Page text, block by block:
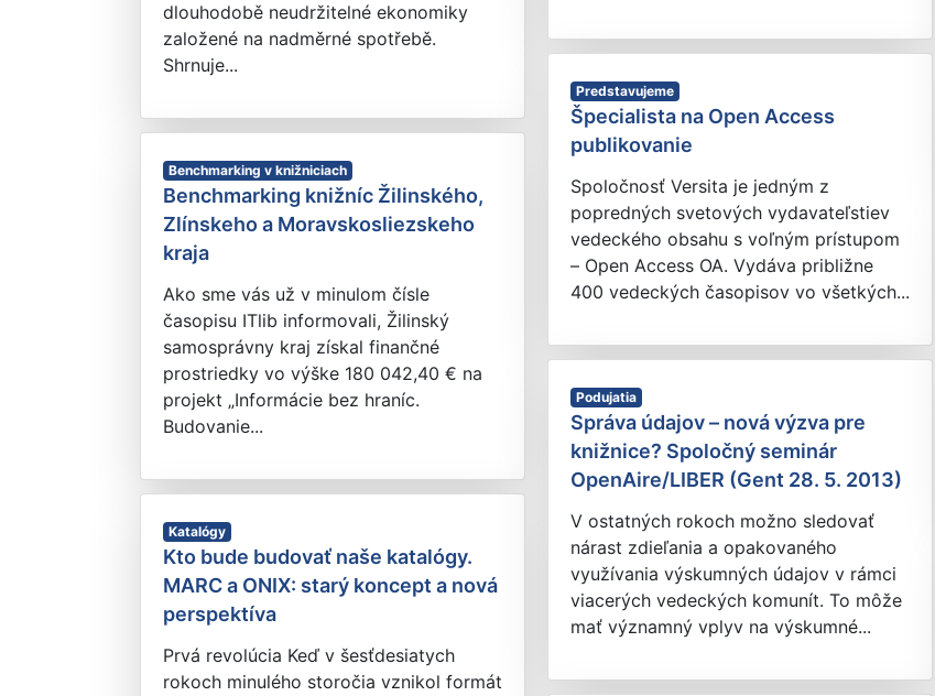
dlouhodobě neudržitelné ekonomiky
založené na nadměrné spotřebě.
Shrnuje...
Benchmarking v knižniciach
Benchmarking knižníc Žilinského,
Zlínskeho a Moravskosliezskeho
kraja
Ako sme vás už v minulom čísle
časopisu ITlib informovali, Žilinský
samosprávny kraj získal finančné
prostriedky vo výške 180 042,40 € na
projekt „Informácie bez hraníc.
Budovanie...
Katalógy
Kto bude budovať naše katalógy.
MARC a ONIX: starý koncept a nová
perspektíva
Prvá revolúcia Keď v šesťdesiatych
rokoch minulého storočia vznikol formát
Predstavujeme
Špecialista na Open Access
publikovanie
Spoločnosť Versita je jedným z
popredných svetových vydavateľstiev
vedeckého obsahu s voľným prístupom
– Open Access OA. Vydáva približne
400 vedeckých časopisov vo všetkých...
Podujatia
Správa údajov – nová výzva pre
knižnice? Spoločný seminár
OpenAire/LIBER (Gent 28. 5. 2013)
V ostatných rokoch možno sledovať
nárast zdieľania a opakovaného
využívania výskumných údajov v rámci
viacerých vedeckých komunít. To môže
mať významný vplyv na výskumné...